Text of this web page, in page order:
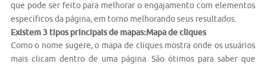
que pode ser feito para melhorar o engajamento com elementos
específicos da página, em torno melhorando seus resultados.
Existem 3 tipos principais de mapas:Mapa de cliques
Como o nome sugere, o mapa de cliques mostra onde os usuários
mais clicam dentro de uma página. São ótimos para saber que